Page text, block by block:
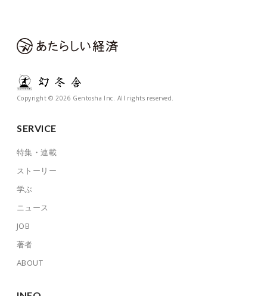
Copyright © 2026 Gentosha Inc. All rights reserved.
SERVICE
特集・連載
ストーリー
学ぶ
ニュース
JOB
著者
ABOUT